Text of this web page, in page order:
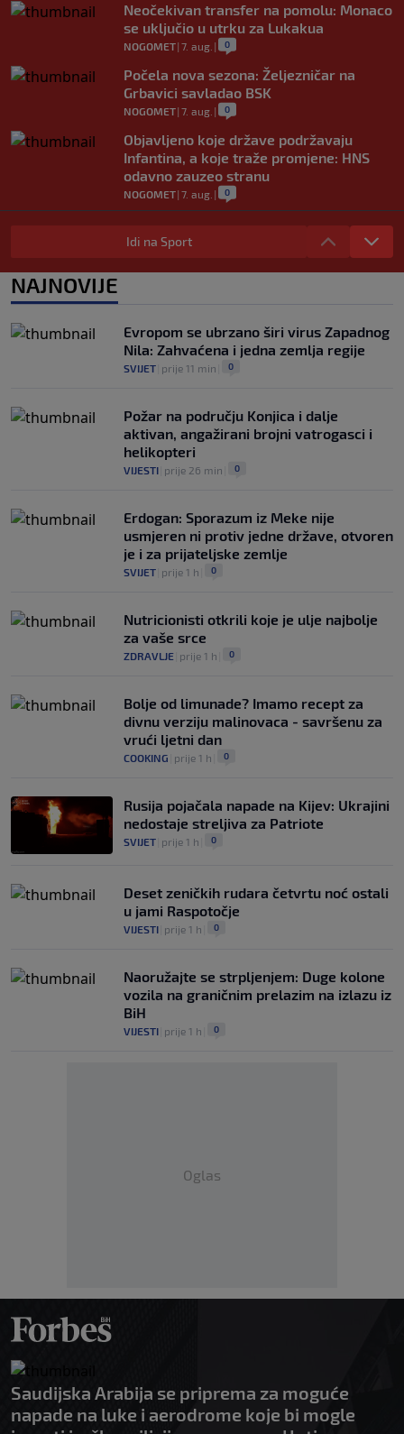
Neočekivan transfer na pomolu: Monaco
se uključio u utrku za Lukakua
NOGOMET| 7. aug. | 0
Počela nova sezona: Željezničar na
Grbavici savladao BSK
NOGOMET| 7. aug. | 0
Objavljeno koje države podržavaju
Infantina, a koje traže promjene: HNS
odavno zauzeo stranu
NOGOMET| 7. aug. | 0
UEFA pokreće istragu: Je li Infantino
namjeravao prodati prava na Svjetsko
0
nisu pozvali na ostavku
NOGOMET 7. aug. 0
Idi na Sport
NAJNOVIJE
Evropom se ubrzano širi virus Zapadnog
Nila: Zahvaćena i jedna zemlja regije
SVIJET prije 11 min 0
Požar na području Konjica i dalje
aktivan, angažirani brojni vatrogasci i
helikopteri
VIJESTI prije 26 min 0
Erdogan: Sporazum iz Meke nije
usmjeren ni protiv jedne države, otvoren
je i za prijateljske zemlje
SVIJET prije 1 h 0
Nutricionisti otkrili koje je ulje najbolje
za vaše srce
ZDRAVLJE prije 1 h 0
Bolje od limunade? Imamo recept za
divnu verziju malinovaca - savršenu za
vrući ljetni dan
COOKING prije 1 h 0
Rusija pojačala napade na Kijev: Ukrajini
nedostaje streljiva za Patriote
SVIJET prije 1 h 0
Deset zeničkih rudara četvrtu noć ostali
u jami Raspotočje
VIJESTI prije 1 h 0
Naoružajte se strpljenjem: Duge kolone
vozila na graničnim prelazim na izlazu iz
BiH
VIJESTI prije 1 h 0
Oglas
Saudijska Arabija se priprema za moguće
napade na luke i aerodrome koje bi mogle